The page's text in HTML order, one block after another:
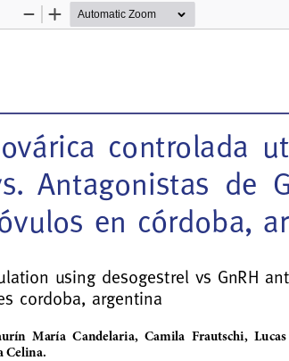
Zoom
Zoom
controlada
Antagonistas  de
en córdoba,
using desogestrel vs GnRH
cordoba, argentina
María  Candelaria,  Camila  Frautschi,
Celina.